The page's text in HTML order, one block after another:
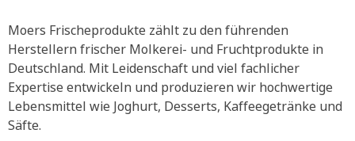
Moers Frischeprodukte zählt zu den führenden
Herstellern frischer Molkerei- und Fruchtprodukte in
Deutschland. Mit Leidenschaft und viel fachlicher
Expertise entwickeln und produzieren wir hochwertige
Lebensmittel wie Joghurt, Desserts, Kaffeegetränke und
Säfte.